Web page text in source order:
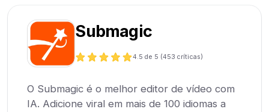
Submagic
4.5 de 5 (453 críticas)
O Submagic é o melhor editor de vídeo com
IA. Adicione viral em mais de 100 idiomas a